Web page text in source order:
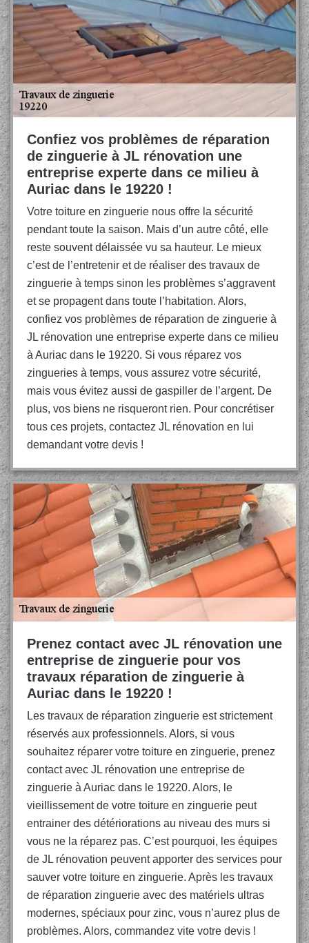
Confiez vos problèmes de réparation
de zinguerie à JL rénovation une
entreprise experte dans ce milieu à
Auriac dans le 19220 !
Votre toiture en zinguerie nous offre la sécurité
pendant toute la saison. Mais d’un autre côté, elle
reste souvent délaissée vu sa hauteur. Le mieux
c’est de l’entretenir et de réaliser des travaux de
zinguerie à temps sinon les problèmes s’aggravent
et se propagent dans toute l’habitation. Alors,
confiez vos problèmes de réparation de zinguerie à
JL rénovation une entreprise experte dans ce milieu
à Auriac dans le 19220. Si vous réparez vos
zingueries à temps, vous assurez votre sécurité,
mais vous évitez aussi de gaspiller de l’argent. De
plus, vos biens ne risqueront rien. Pour concrétiser
tous ces projets, contactez JL rénovation en lui
demandant votre devis !
Prenez contact avec JL rénovation une
entreprise de zinguerie pour vos
travaux réparation de zinguerie à
Auriac dans le 19220 !
Les travaux de réparation zinguerie est strictement
réservés aux professionnels. Alors, si vous
souhaitez réparer votre toiture en zinguerie, prenez
contact avec JL rénovation une entreprise de
zinguerie à Auriac dans le 19220. Alors, le
vieillissement de votre toiture en zinguerie peut
entrainer des détériorations au niveau des murs si
vous ne la réparez pas. C’est pourquoi, les équipes
de JL rénovation peuvent apporter des services pour
sauver votre toiture en zinguerie. Après les travaux
de réparation zinguerie avec des matériels ultras
modernes, spéciaux pour zinc, vous n’aurez plus de
problèmes. Alors, commandez vite votre devis !